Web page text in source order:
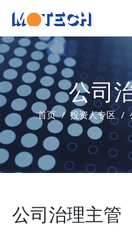
公司
首页 投资人专区
公司治理主管